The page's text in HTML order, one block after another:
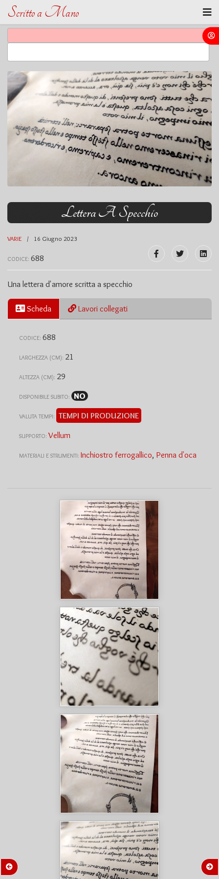
Scritto a Mano
Lettera A Specchio
VARIE 16 Giugno 2023
CODICE: 688
Una lettera d'amore scritta a specchio
Scheda Lavori collegati
CODICE: 688
LARGHEZZA (CM): 21
ALTEZZA (CM): 29
DISPONIBILE SUBITO: NO
VALUTA TEMPI: TEMPI DI PRODUZIONE
SUPPORTO: Vellum
MATERIALI E STRUMENTI: Inchiostro ferrogallico, Penna d'oca